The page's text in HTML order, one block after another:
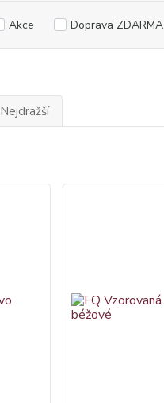
Akce Doprava ZDARMA
Nejdražší